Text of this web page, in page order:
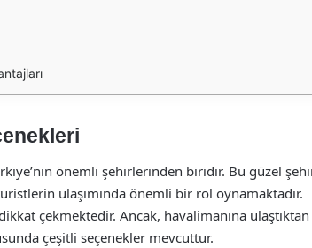
önemli şehirlerinden biridir. Bu güzel
ulaşımında önemli bir rol oynamaktadır.
çekmektedir. Ancak, havalimanına
çeşitli seçenekler mevcuttur.